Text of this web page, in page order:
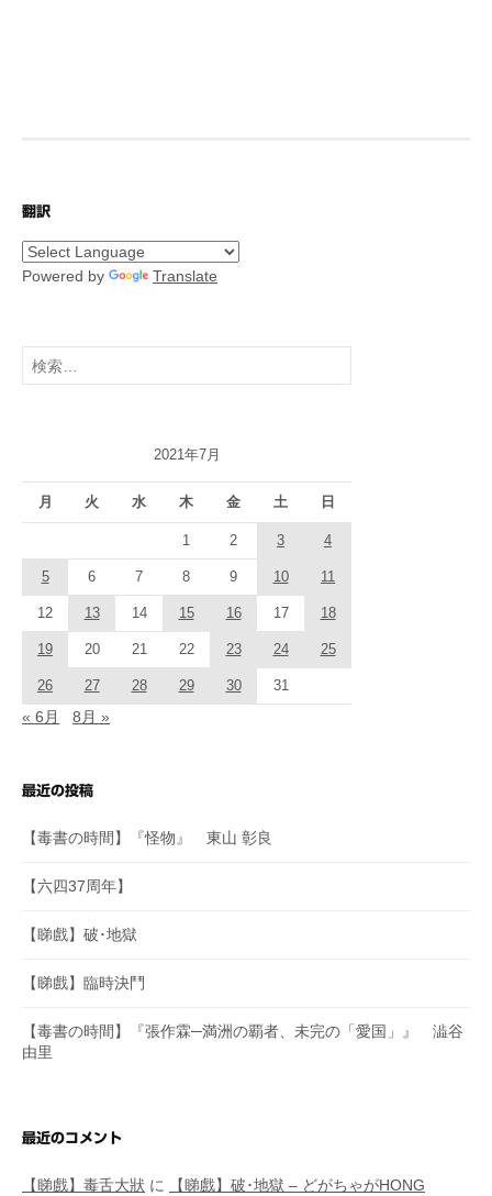
翻訳
Powered by Translate
検
索:
2021年7月
月 火 水 木 金 土 日
1 2 3 4
5 6 7 8 9 10 11
12 13 14 15 16 17 18
19 20 21 22 23 24 25
26 27 28 29 30 31
« 6月 8月 »
最近の投稿
【毒書の時間】『怪物』 東山 彰良
【六四37周年】
【睇戲】破･地獄
【睇戲】臨時決鬥
【毒書の時間】『張作霖─満洲の覇者、未完の「愛国」』 澁谷
由里
最近のコメント
【睇戲】毒舌大狀 に
【睇戲】破･地獄 – どがちゃがHONG